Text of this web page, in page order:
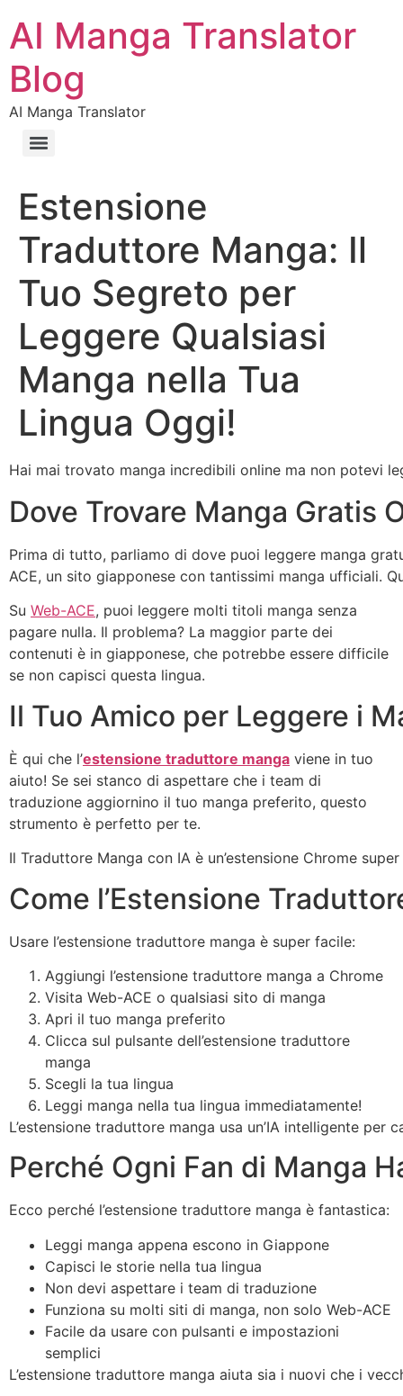
AI Manga Translator
Blog
AI Manga Translator
Estensione
Traduttore Manga: Il
Tuo Segreto per
Leggere Qualsiasi
Manga nella Tua
Lingua Oggi!
Hai mai trovato manga incredibili online ma non potevi
Dove Trovare Manga Gratis
Prima di tutto, parliamo di dove puoi leggere manga
ACE, un sito giapponese con tantissimi manga ufficiali.
Su Web-ACE, puoi leggere molti titoli manga senza
pagare nulla. Il problema? La maggior parte dei
contenuti è in giapponese, che potrebbe essere difficile
se non capisci questa lingua.
Il Tuo Amico per Leggere i
È qui che l’estensione traduttore manga viene in tuo
aiuto! Se sei stanco di aspettare che i team di
traduzione aggiornino il tuo manga preferito, questo
strumento è perfetto per te.
Il Traduttore Manga con IA è un’estensione Chrome
Come l’Estensione
Usare l’estensione traduttore manga è super facile:
Aggiungi l’estensione traduttore manga a Chrome
Visita Web-ACE o qualsiasi sito di manga
Apri il tuo manga preferito
Clicca sul pulsante dell’estensione traduttore
manga
Scegli la tua lingua
Leggi manga nella tua lingua immediatamente!
L’estensione traduttore manga usa un’IA intelligente
Perché Ogni Fan di Manga
Ecco perché l’estensione traduttore manga è fantastica:
Leggi manga appena escono in Giappone
Capisci le storie nella tua lingua
Non devi aspettare i team di traduzione
Funziona su molti siti di manga, non solo Web-ACE
Facile da usare con pulsanti e impostazioni
semplici
L’estensione traduttore manga aiuta sia i nuovi che i